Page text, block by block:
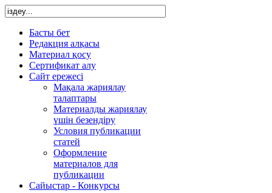
Басты бет
Редакция алқасы
Материал қосу
Сертификат алу
Сайт ережесі
Мақала жариялау
талаптары
Материалды жариялау
үшін безендіру
Условия публикации
статей
Оформление
материалов для
публикации
Сайыстар - Конкурсы